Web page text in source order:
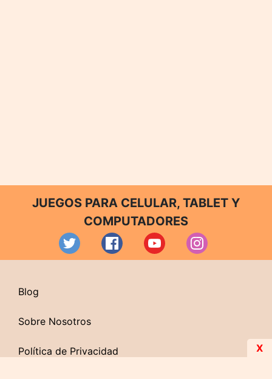
JUEGOS PARA CELULAR, TABLET Y
COMPUTADORES
Blog
Sobre Nosotros
Política de Privacidad X